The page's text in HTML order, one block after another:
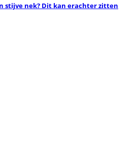
stijve nek? Dit kan erachter zitten